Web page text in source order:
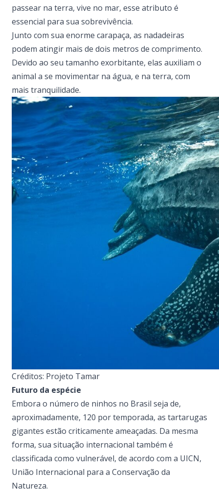
passear na terra, vive no mar, esse atributo é
essencial para sua sobrevivência.
Junto com sua enorme carapaça, as nadadeiras
podem atingir mais de dois metros de comprimento.
Devido ao seu tamanho exorbitante, elas auxiliam o
animal a se movimentar na água, e na terra, com
mais tranquilidade.
Créditos: Projeto Tamar
Futuro da espécie
Embora o número de ninhos no Brasil seja de,
aproximadamente, 120 por temporada, as tartarugas
gigantes estão criticamente ameaçadas. Da mesma
forma, sua situação internacional também é
classificada como vulnerável, de acordo com a UICN,
União Internacional para a Conservação da
Natureza.